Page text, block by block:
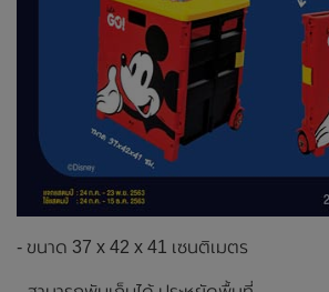
- ขนาด 37 x 42 x 41 เซนติเมตร